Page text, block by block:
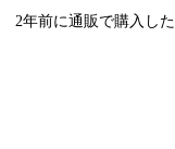
2年前に通販で購入し